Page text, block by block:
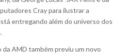
Cray para ilustrar a
entregando além do universo dos
AMD também previu um novo